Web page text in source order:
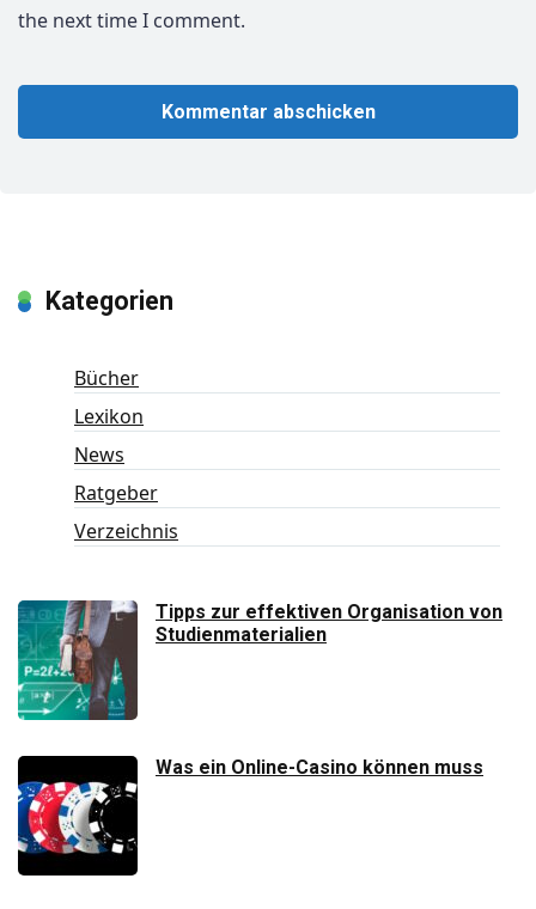
the next time I comment.
Kategorien
Bücher
Lexikon
News
Ratgeber
Verzeichnis
Tipps zur effektiven Organisation von
Studienmaterialien
Was ein Online-Casino können muss